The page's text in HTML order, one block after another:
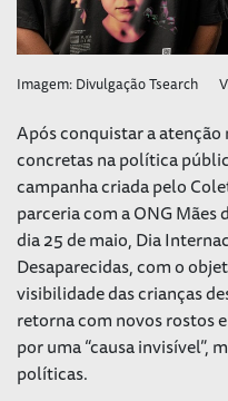
Imagem: Divulgação Tsearch
Após conquistar a
concretas na política
campanha criada pelo
parceria com a ONG Mães
dia 25 de maio, Dia
Desaparecidas, com o
visibilidade das crianças
retorna com novos rostos
por uma “causa invisível”,
políticas.